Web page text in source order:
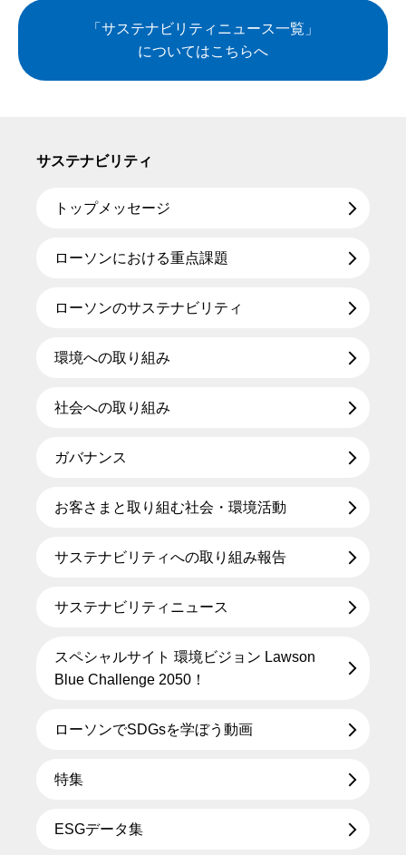
「サステナビリティニュース一覧」
についてはこちらへ
サステナビリティ
トップメッセージ
ローソンにおける重点課題
ローソンのサステナビリティ
環境への取り組み
社会への取り組み
ガバナンス
お客さまと取り組む社会・環境活動
サステナビリティへの取り組み報告
サステナビリティニュース
スペシャルサイト 環境ビジョン Lawson
Blue Challenge 2050！
ローソンでSDGsを学ぼう動画
特集
ESGデータ集